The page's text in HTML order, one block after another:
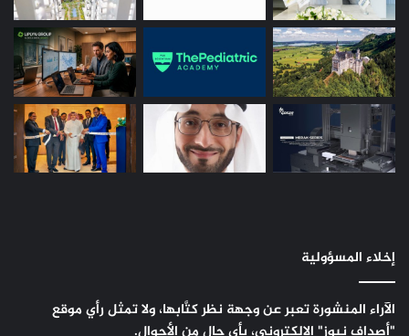
إخلاء المسؤولية
الآراء المنشورة تعبر عن وجهة نظر كتَّابها، ولا تمثل رأي موقع